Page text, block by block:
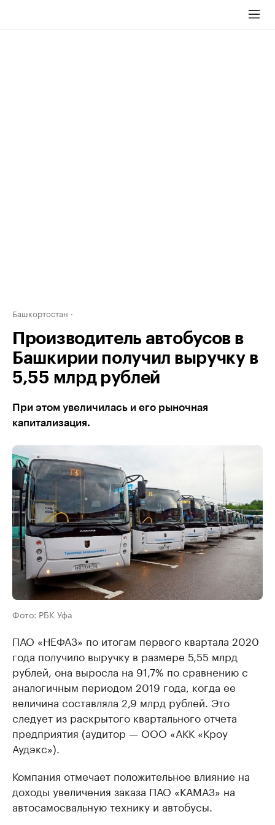
Башкортостан
Производитель автобусов в
Башкирии получил выручку в
5,55 млрд рублей
При этом увеличилась и его рыночная
капитализация.
Фото: РБК Уфа
ПАО «НЕФАЗ» по итогам первого квартала 2020
года получило выручку в размере 5,55 млрд
рублей, она выросла на 91,7% по сравнению с
аналогичным периодом 2019 года, когда ее
величина составляла 2,9 млрд рублей. Это
следует из раскрытого квартального отчета
предприятия (аудитор — ООО «АКК «Кроу
Аудэкс»).
Компания отмечает положительное влияние на
доходы увеличения заказа ПАО «КАМАЗ» на
автосамосвальную технику и автобусы.